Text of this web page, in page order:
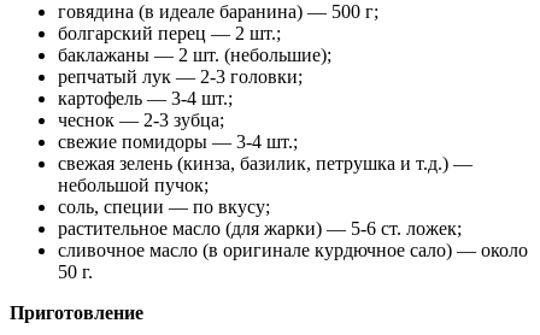
говядина (в идеале баранина) — 500 г;
болгарский перец — 2 шт.;
баклажаны — 2 шт. (небольшие);
репчатый лук — 2-3 головки;
картофель — 3-4 шт.;
чеснок — 2-3 зубца;
свежие помидоры — 3-4 шт.;
свежая зелень (кинза, базилик, петрушка и т.д.) —
небольшой пучок;
соль, специи — по вкусу;
растительное масло (для жарки) — 5-6 ст. ложек;
сливочное масло (в оригинале курдючное сало) — около
50 г.
Приготовление